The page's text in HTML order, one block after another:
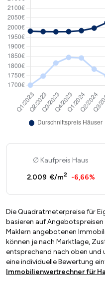
Kaufpreis Haus
2.009 €/m2 -6,66%
Die Quadratmeterpreise für
basieren auf
Maklern angebotenen
können je nach Marktlage,
entsprechend nach oben und
eine individuelle Bewertung
Immobilienwertrechner für